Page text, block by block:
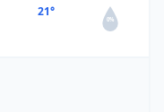
21°
0%